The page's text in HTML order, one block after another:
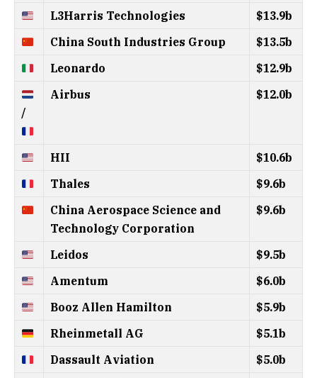
L3Harris Technologies
$13.9b
China South Industries Group
$13.5b
Leonardo
$12.9b
/
Airbus $12.0b
HII
$10.6b
Thales
$9.6b
China Aerospace Science and
Technology Corporation
$9.6b
Leidos
$9.5b
Amentum
$6.0b
Booz Allen Hamilton
$5.9b
Rheinmetall AG
$5.1b
Dassault Aviation
$5.0b